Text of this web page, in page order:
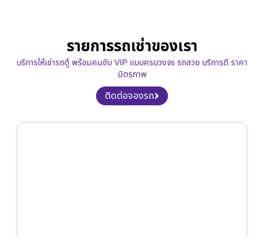
รายการรถเช่าของเรา
บริการให้เช่ารถตู้ พร้อมคนขับ VIP แบบครบวงจร รถสวย บริการดี ราคา
มิตรภาพ
ติดต่อจองรถ